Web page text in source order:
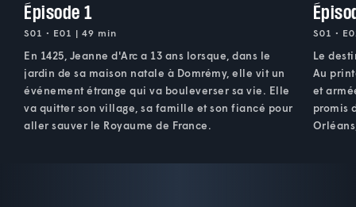
Épisode 1
S01 • E01 | 49 min
En 1425, Jeanne d'Arc a 13 ans lorsque, dans le
jardin de sa maison natale à Domrémy, elle vit un
événement étrange qui va bouleverser sa vie. Elle
va quitter son village, sa famille et son fiancé pour
aller sauver le Royaume de France.
S01 •
Le
Au
et
promis